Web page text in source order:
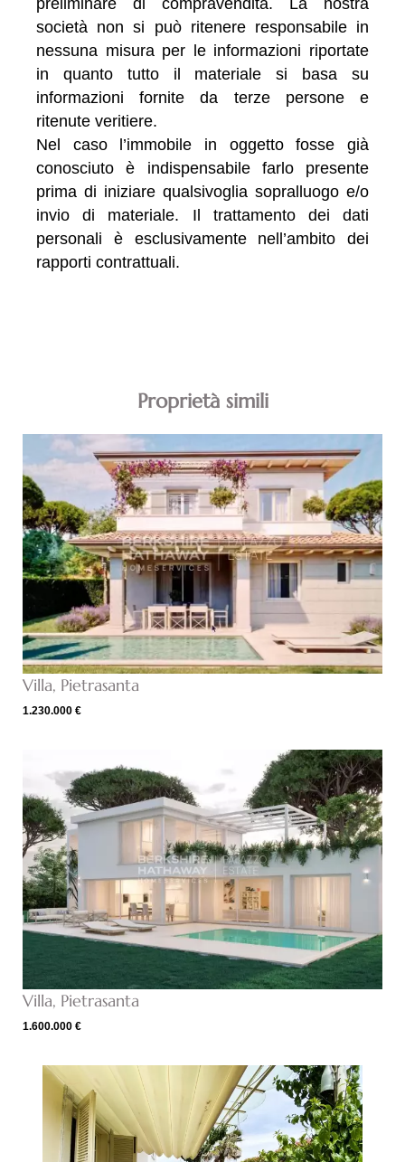
società non si può ritenere responsabile in
nessuna misura per le informazioni riportate
in quanto tutto il materiale si basa su
informazioni fornite da terze persone e
ritenute veritiere.
Nel caso l’immobile in oggetto fosse già
conosciuto è indispensabile farlo presente
prima di iniziare qualsivoglia sopralluogo e/o
invio di materiale. Il trattamento dei dati
personali è esclusivamente nell’ambito dei
rapporti contrattuali.
Proprietà simili
Villa, Pietrasanta
1.230.000 €
Villa, Pietrasanta
1.600.000 €